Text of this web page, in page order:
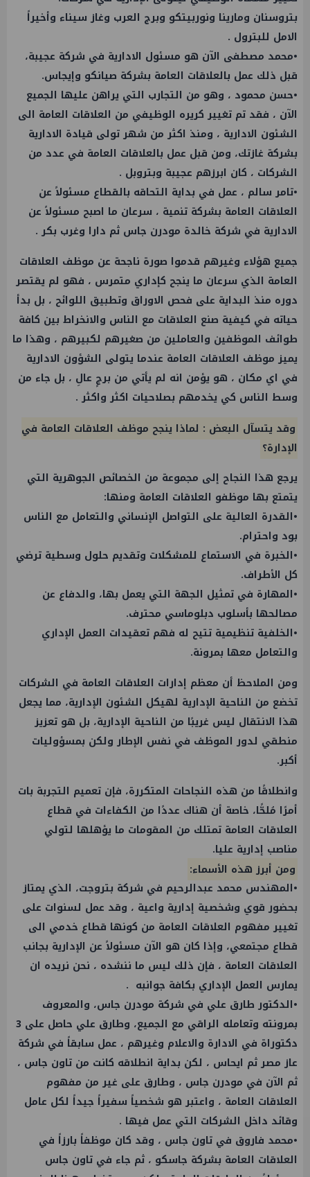
بتروسنان ومارينا ونوربيتكو وبرج العرب وغاز سيناء وأخيراً
الامل للبترول .
•محمد مصطفى الآن هو مسئول الادارية في شركة عجيبة،
قبل ذلك عمل بالعلاقات العامة بشركة صيانكو وإيجاس.
•حسن محمود ، وهو من التجارب التي يراهن عليها الجميع
الآن ، فقد تم تغيير كريره الوظيفي من العلاقات العامة الى
الشئون الادارية ، ومنذ اكثر من شهر تولى قيادة الادارية
بشركة غازتك، ومن قبل عمل بالعلاقات العامة في عدد من
الشركات ، كان ابرزهم عجيبة وبتروبل .
•تامر سالم ، عمل في بداية التحاقه بالقطاع مسئولاً عن
العلاقات العامة بشركة تنمية ، سرعان ما اصبح مسئولاً عن
الادارية في شركة خالدة مودرن جاس ثم دارا وغرب بكر .
جميع هؤلاء وغيرهم قدموا صورة ناجحة عن موظف العلاقات
العامة الذي سرعان ما ينجح كإداري متمرس ، فهو لم يقتصر
دوره منذ البداية على فحص الاوراق وتطبيق اللوائح ، بل بدأ
حياته في كيفية صنع العلاقات مع الناس والانخراط بين كافة
طوائف الموظفين والعاملين من صغيرهم لكبيرهم ، وهذا ما
يميز موظف العلاقات العامة عندما يتولى الشؤون الادارية
في اي مكان ، هو يؤمن انه لم يأتي من برجٍ عالِ ، بل جاء من
وسط الناس كي يخدمهم بصلاحيات اكثر واكثر .
وقد يتسآل البعض : لماذا ينجح موظف العلاقات العامة في
الإدارة؟
يرجع هذا النجاح إلى مجموعة من الخصائص الجوهرية التي
يتمتع بها موظفو العلاقات العامة ومنها:
•القدرة العالية على التواصل الإنساني والتعامل مع الناس
بود واحترام.
•الخبرة في الاستماع للمشكلات وتقديم حلول وسطية ترضي
كل الأطراف.
•المهارة في تمثيل الجهة التي يعمل بها، والدفاع عن
مصالحها بأسلوب دبلوماسي محترف.
•الخلفية تنظيمية تتيح له فهم تعقيدات العمل الإداري
والتعامل معها بمرونة.
ومن الملاحظ أن معظم إدارات العلاقات العامة في الشركات
تخضع من الناحية الإدارية لهيكل الشئون الإدارية، مما يجعل
هذا الانتقال ليس غريبًا من الناحية الإدارية، بل هو تعزيز
منطقي لدور الموظف في نفس الإطار ولكن بمسؤوليات
أكبر.
وانطلاقًا من هذه النجاحات المتكررة، فإن تعميم التجربة بات
أمرًا مُلحًّا، خاصة أن هناك عددًا من الكفاءات في قطاع
العلاقات العامة تمتلك من المقومات ما يؤهلها لتولي
مناصب إدارية عليا.
ومن أبرز هذه الأسماء:
•المهندس محمد عبدالرحيم في شركة بتروجت، الذي يمتاز
بحضور قوي وشخصية إدارية واعية ، وقد عمل لسنوات على
تغيير مفهوم العلاقات العامة من كونها قطاع خدمي الى
قطاع مجتمعي، وإذا كان هو الآن مسئولاً عن الإدارية بجانب
العلاقات العامة ، فإن ذلك ليس ما ننشده ، نحن نريده ان
يمارس العمل الإداري بكافة جوانبه .
•الدكتور طارق علي في شركة مودرن جاس، والمعروف
بمرونته وتعامله الراقي مع الجميع، وطارق علي حاصل على 3
دكتوراة في الادارة والاعلام وغيرهم ، عمل سابقاً في شركة
عاز مصر ثم ايحاس ، لكن بداية انطلاقه كانت من تاون جاس ،
ثم الآن في مودرن جاس ، وطارق على غير من مفهوم
العلاقات العامة ، واعتبر هو شخصياً سفيراً جيداً لكل عامل
وقائد داخل الشركات التي عمل فيها .
•محمد فاروق في تاون جاس ، وقد كان موظفاً بارزاً في
العلاقات العامة بشركة جاسكو ، ثم جاء في تاون جاس